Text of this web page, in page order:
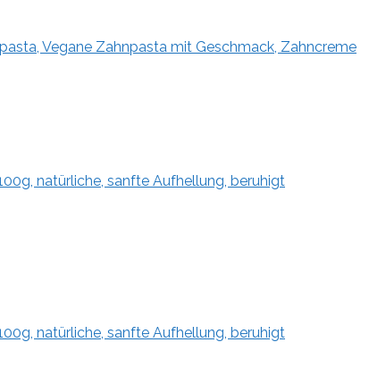
Vegane Zahnpasta mit Geschmack, Zahncreme
natürliche, sanfte Aufhellung, beruhigt
natürliche, sanfte Aufhellung, beruhigt